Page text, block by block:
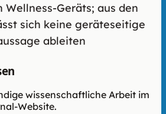
Wellness-Geräts; aus den
sich keine geräteseitige
ableiten
wissenschaftliche Arbeit im
Website.